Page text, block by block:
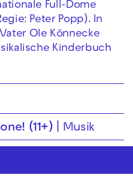
Full-Dome
Peter Popp). In
Ole Könnecke
Kinderbuch
(11+) Musik